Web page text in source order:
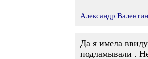
Александр
Да я имела
подламывали .